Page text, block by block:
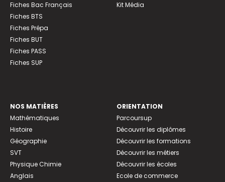
Fiches Bac Français
Fiches BTS
Fiches Prépa
Fiches BUT
Fiches PASS
Fiches SUP
Kit Média
NOS MATIÈRES
Mathématiques
Histoire
Géographie
SVT
Physique Chimie
Anglais
ORIENTATION
Parcoursup
Découvrir les diplômes
Découvrir les formations
Découvrir les métiers
Découvrir les écoles
Ecole de commerce